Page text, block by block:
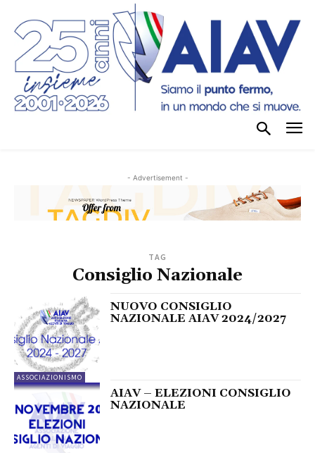
- Advertisement -
TAG
Consiglio Nazionale
ASSOCIAZIONISMO
NUOVO CONSIGLIO
NAZIONALE AIAV 2024/2027
AIAV – ELEZIONI CONSIGLIO
NAZIONALE